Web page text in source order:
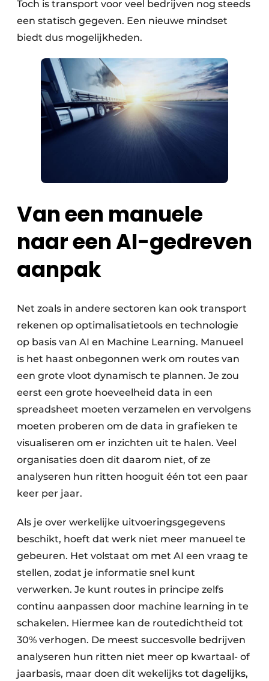
Toch is transport voor veel bedrijven nog steeds
een statisch gegeven. Een nieuwe mindset
biedt dus mogelijkheden.
Van een manuele
naar een AI-gedreven
aanpak
Net zoals in andere sectoren kan ook transport
rekenen op optimalisatietools en technologie
op basis van AI en Machine Learning. Manueel
is het haast onbegonnen werk om routes van
een grote vloot dynamisch te plannen. Je zou
eerst een grote hoeveelheid data in een
spreadsheet moeten verzamelen en vervolgens
moeten proberen om de data in grafieken te
visualiseren om er inzichten uit te halen. Veel
organisaties doen dit daarom niet, of ze
analyseren hun ritten hooguit één tot een paar
keer per jaar.
Als je over werkelijke uitvoeringsgegevens
beschikt, hoeft dat werk niet meer manueel te
gebeuren. Het volstaat om met AI een vraag te
stellen, zodat je informatie snel kunt
verwerken. Je kunt routes in principe zelfs
continu aanpassen door machine learning in te
schakelen. Hiermee kan de routedichtheid tot
30% verhogen. De meest succesvolle bedrijven
analyseren hun ritten niet meer op kwartaal- of
jaarbasis, maar doen dit wekelijks tot dagelijks,